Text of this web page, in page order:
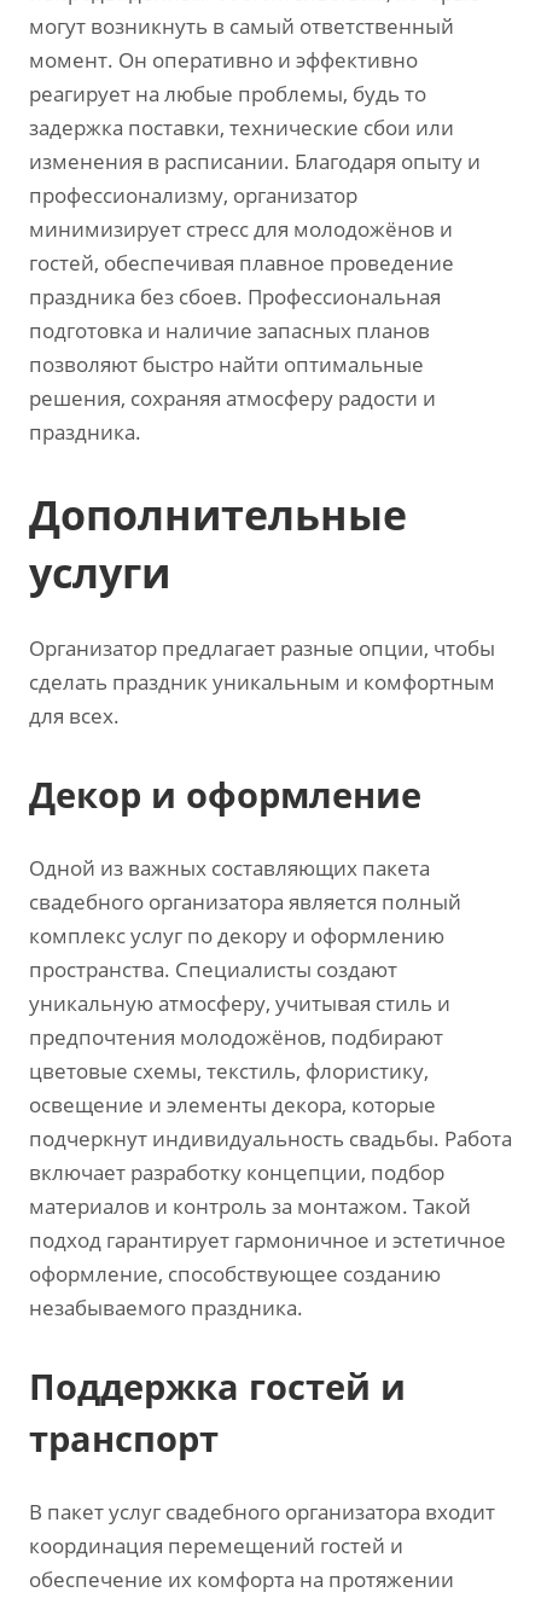
могут возникнуть в самый ответственный
момент. Он оперативно и эффективно
реагирует на любые проблемы‚ будь то
задержка поставки‚ технические сбои или
изменения в расписании. Благодаря опыту и
профессионализму‚ организатор
минимизирует стресс для молодожёнов и
гостей‚ обеспечивая плавное проведение
праздника без сбоев. Профессиональная
подготовка и наличие запасных планов
позволяют быстро найти оптимальные
решения‚ сохраняя атмосферу радости и
праздника.
Дополнительные
услуги
Организатор предлагает разные опции‚ чтобы
сделать праздник уникальным и комфортным
для всех.
Декор и оформление
Одной из важных составляющих пакета
свадебного организатора является полный
комплекс услуг по декору и оформлению
пространства. Специалисты создают
уникальную атмосферу‚ учитывая стиль и
предпочтения молодожёнов‚ подбирают
цветовые схемы‚ текстиль‚ флористику‚
освещение и элементы декора‚ которые
подчеркнут индивидуальность свадьбы. Работа
включает разработку концепции‚ подбор
материалов и контроль за монтажом. Такой
подход гарантирует гармоничное и эстетичное
оформление‚ способствующее созданию
незабываемого праздника.
Поддержка гостей и
транспорт
В пакет услуг свадебного организатора входит
координация перемещений гостей и
обеспечение их комфорта на протяжении